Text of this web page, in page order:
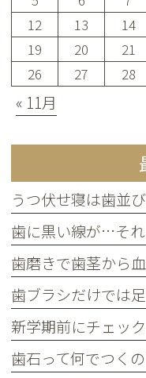
12
13 14
19
20 21
26
27 28
« 11月
うつ伏せ寝は歯並
歯石って何でつくの